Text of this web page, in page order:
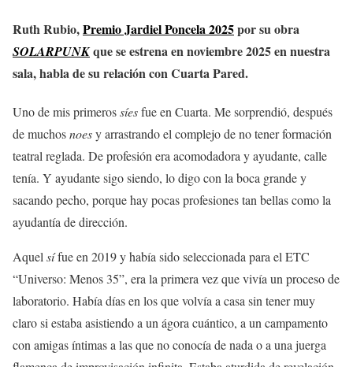
Ruth Rubio,Premio Jardiel Poncela 2025por su obra
SOLARPUNKque se estrena en noviembre 2025 en nuestra
sala, habla de su relación con Cuarta Pared.
Uno de mis primerossíesfue en Cuarta. Me sorprendió, después
de muchosnoesy arrastrando el complejo de no tener formación
teatral reglada. De profesión era acomodadora y ayudante, calle
tenía. Y ayudante sigo siendo, lo digo con la boca grande y
sacando pecho, porque hay pocas profesiones tan bellas como la
ayudantía de dirección.
Aquelsífue en 2019 y había sido seleccionada para el ETC
“Universo: Menos 35”, era la primera vez que vivía un proceso de
laboratorio. Había días en los que volvía a casa sin tener muy
claro si estaba asistiendo a un ágora cuántico, a un campamento
con amigas íntimas a las que no conocía de nada o a una juerga